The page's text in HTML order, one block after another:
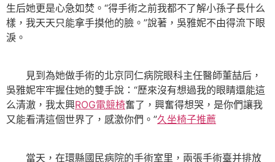
生后她更是心急如焚。“得手術之前我都不了解小孫子長什么
樣，我天天只能拿手摸他的臉。”說著，吳雅妮不由得流下眼
淚。
見到為她做手術的北京同仁病院眼科主任醫師董喆后，
吳雅妮牢牢握住她的雙手說：“歷來沒有想過我的眼睛還能這
么清澈，我太興ROG電競椅奮了，興奮得想哭，是你們讓我
又能看清這個世界了，感激你們。”久坐椅子推薦
當天，在環縣國民病院的手術室里，兩張手術臺并排放